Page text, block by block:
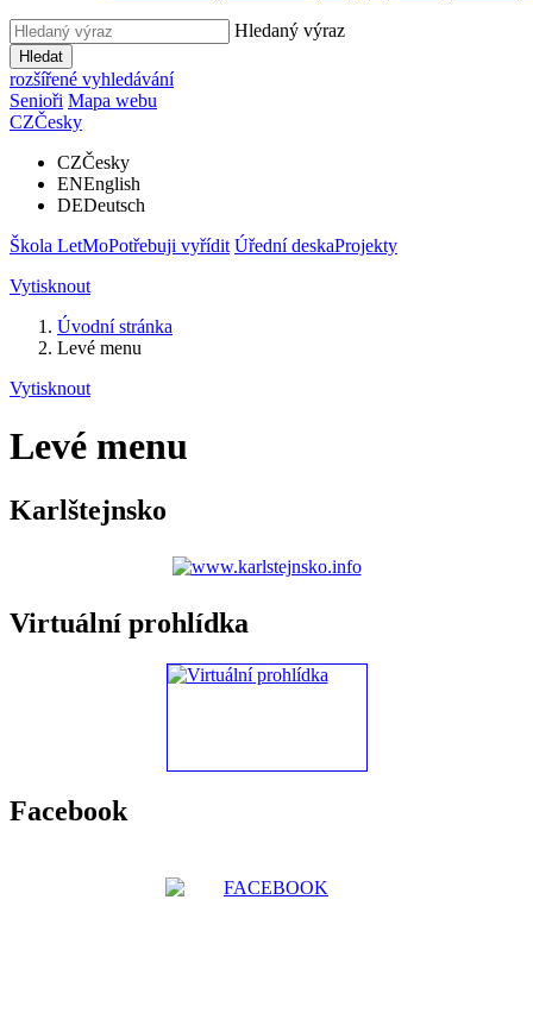
Hledaný výraz
Hledat
rozšířené vyhledávání
Senioři Mapa webu
CZČesky
CZČesky
ENEnglish
DEDeutsch
Škola LetMoPotřebuji vyřídit Úřední deskaProjekty
Vytisknout
Úvodní stránka
Levé menu
Vytisknout
Levé menu
Karlštejnsko
Virtuální prohlídka
Facebook